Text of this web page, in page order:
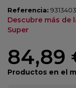
Referencia:
Descubre más de
Super
84,89
Productos en el